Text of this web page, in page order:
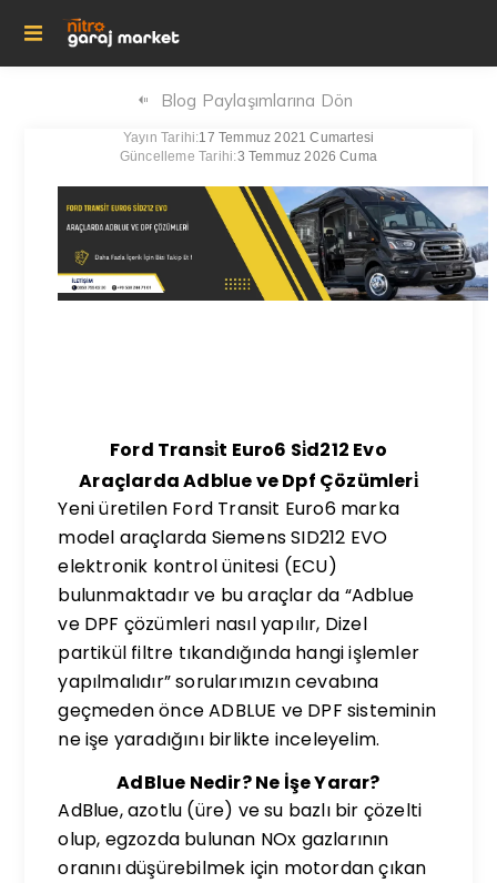
Blog Paylaşımlarına Dön
Yayın Tarihi:17 Temmuz 2021 Cumartesi
Güncelleme Tarihi:3 Temmuz 2026 Cuma
Ford Transi̇t Euro6 Si̇d212 Evo
Araçlarda Adblue ve Dpf Çözümleri̇
Yeni üretilen Ford Transit Euro6 marka
model araçlarda Siemens SID212 EVO
elektronik kontrol ünitesi (ECU)
bulunmaktadır ve bu araçlar da “Adblue
ve DPF çözümleri nasıl yapılır, Dizel
partikül filtre tıkandığında hangi işlemler
yapılmalıdır” sorularımızın cevabına
geçmeden önce ADBLUE ve DPF sisteminin
ne işe yaradığını birlikte inceleyelim.
AdBlue Nedir? Ne İşe Yarar?
AdBlue, azotlu (üre) ve su bazlı bir çözelti
olup, egzozda bulunan NOx gazlarının
oranını düşürebilmek için motordan çıkan